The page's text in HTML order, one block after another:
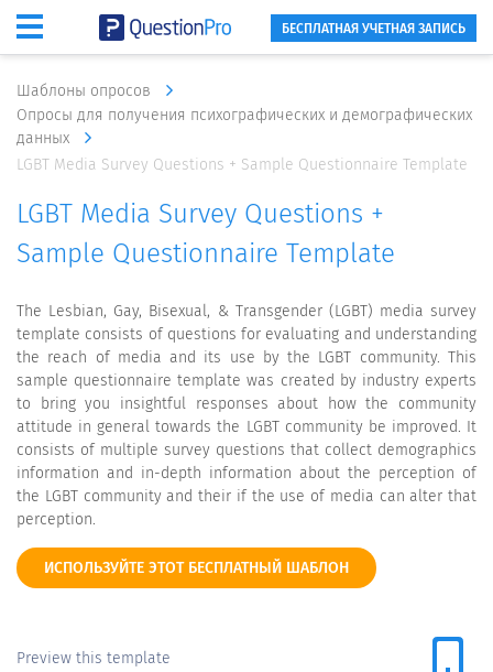
БЕСПЛАТНАЯ УЧЕТНАЯ ЗАПИСЬ
Шаблоны опросов
Опросы для получения психографических и демографических
данных
LGBT Media Survey Questions + Sample Questionnaire Template
LGBT Media Survey Questions +
Sample Questionnaire Template
The Lesbian, Gay, Bisexual, & Transgender (LGBT) media survey
template consists of questions for evaluating and understanding
the reach of media and its use by the LGBT community. This
sample questionnaire template was created by industry experts
to bring you insightful responses about how the community
attitude in general towards the LGBT community be improved. It
consists of multiple survey questions that collect demographics
information and in-depth information about the perception of
the LGBT community and their if the use of media can alter that
perception.
ИСПОЛЬЗУЙТЕ ЭТОТ БЕСПЛАТНЫЙ ШАБЛОН
Preview this template